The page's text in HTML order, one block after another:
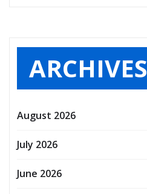
ARCHIVES
August 2026
July 2026
June 2026